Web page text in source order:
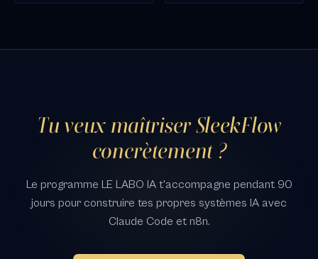
Tu veux maîtriser SleekFlow
concrètement ?
Le programme LE LABO IA t'accompagne pendant 90
jours pour construire tes propres systèmes IA avec
Claude Code et n8n.